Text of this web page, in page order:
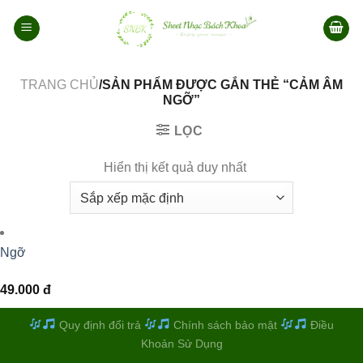
qua
TRANG CHỦ/SẢN PHẨM ĐƯỢC GẮN THẺ “CẢM ÂM
NGỠ”
LỌC
Hiển thị kết quả duy nhất
Ngỡ
49.000 đ
Quy định đổi trả Chính sách bảo mật
Điều
Khoản Sử Dụng